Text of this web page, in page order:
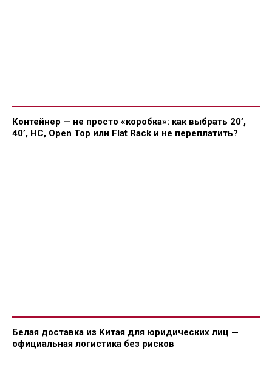
Контейнер — не просто «коробка»: как выбрать 20’,
40’, HC, Open Top или Flat Rack и не переплатить?
Белая доставка из Китая для юридических лиц —
официальная логистика без рисков